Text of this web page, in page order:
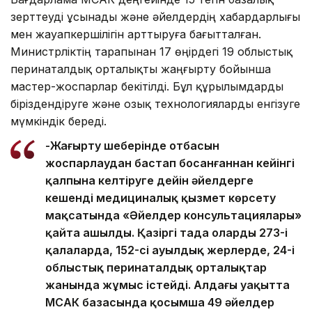
зерттеуді ұсынады және әйелдердің хабардарлығы
мен жауапкершілігін арттыруға бағытталған.
Министрліктің тарапынан 17 өңірдегі 19 облыстық
перинаталдық орталықты жаңғырту бойынша
мастер-жоспарлар бекітілді. Бұл құрылымдарды
біріздендіруге және озық технологияларды енгізуге
мүмкіндік береді.
-Жаңғырту шеңберінде отбасын
жоспарлаудан бастап босанғаннан кейінгі
қалпына келтіруге дейін әйелдерге
кешенді медициналық қызмет көрсету
мақсатында «Әйелдер консультациялары»
қайта ашылды. Қазіргі таңда олардың 273-і
қалаларда, 152-сі ауылдық жерлерде, 24-і
облыстық перинаталдық орталықтар
жанында жұмыс істейді. Алдағы уақытта
МСАК базасында қосымша 49 әйелдер